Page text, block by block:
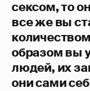
сексом, то
все же вы
образом вы
людей, их
они сами